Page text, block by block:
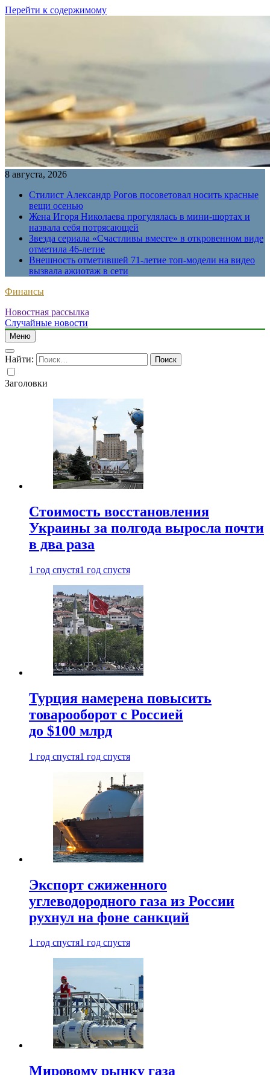
Перейти к содержимому
8 августа, 2026
Стилист Александр Рогов посоветовал носить красные
вещи осенью
Жена Игоря Николаева прогулялась в мини-шортах и
назвала себя потрясающей
Звезда сериала «Счастливы вместе» в откровенном виде
отметила 46-летие
Внешность отметившей 71-летие топ-модели на видео
вызвала ажиотаж в сети
Финансы
Новостная рассылка
Случайные новости
Меню
Найти:
Заголовки
Стоимость восстановления
Украины за полгода выросла почти
в два раза
1 год спустя1 год спустя
Турция намерена повысить
товарооборот с Россией
до $100 млрд
1 год спустя1 год спустя
Экспорт сжиженного
углеводородного газа из России
рухнул на фоне санкций
1 год спустя1 год спустя
Мировому рынку газа